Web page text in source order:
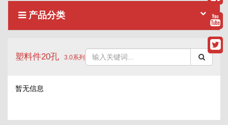
新闻资讯
联系我们
产品分类
塑料件20孔 3.0系列
暂无信息